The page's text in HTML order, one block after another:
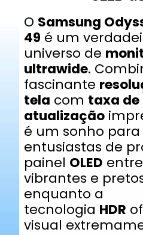
O Samsung
49 é um
universo de
ultrawide.
fascinante
tela com taxa de
atualização
é um sonho
entusiastas de
painel OLED
vibrantes e
enquanto a
tecnologia HDR
visual